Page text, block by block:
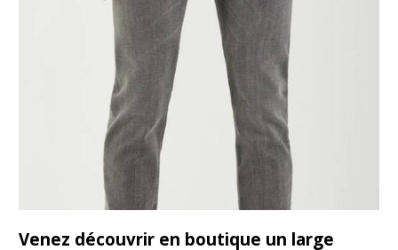
Venez découvrir en boutique un large